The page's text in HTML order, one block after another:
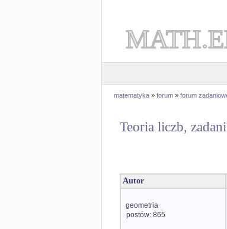
matematyka » forum » forum
Teoria liczb,
Autor
geometria
postów: 865